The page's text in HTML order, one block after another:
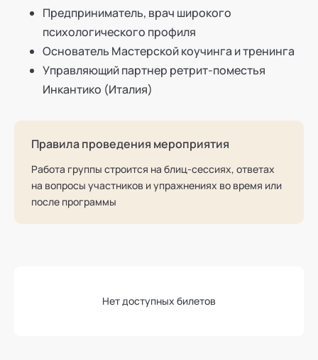
Предприниматель, врач широкого
психологического профиля
Основатель Мастерской коучинга и тренинга
Управляющий партнер ретрит-поместья
Инкантико (Италия)
Правила проведения мероприятия
Работа группы строится на блиц-сессиях, ответах
на вопросы участников и упражнениях во время или
после программы
Нет доступных билетов